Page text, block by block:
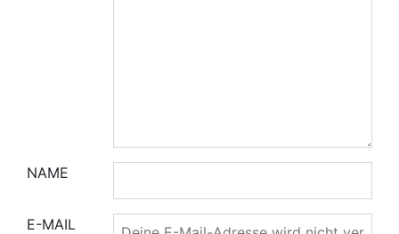
NAME
E-MAIL